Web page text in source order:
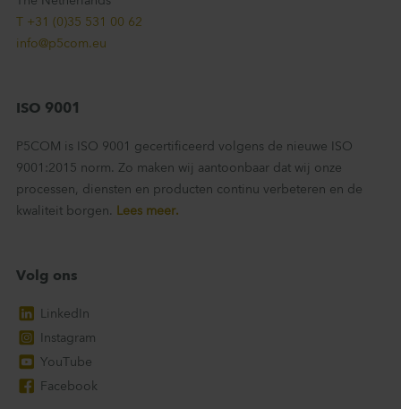
T +31 (0)35 531 00 62
info@p5com.eu
ISO 9001
P5COM is ISO 9001 gecertificeerd volgens de nieuwe ISO
9001:2015 norm. Zo maken wij aantoonbaar dat wij onze
processen, diensten en producten continu verbeteren en de
kwaliteit borgen.
Lees meer.
Volg ons
LinkedIn
Instagram
YouTube
Facebook